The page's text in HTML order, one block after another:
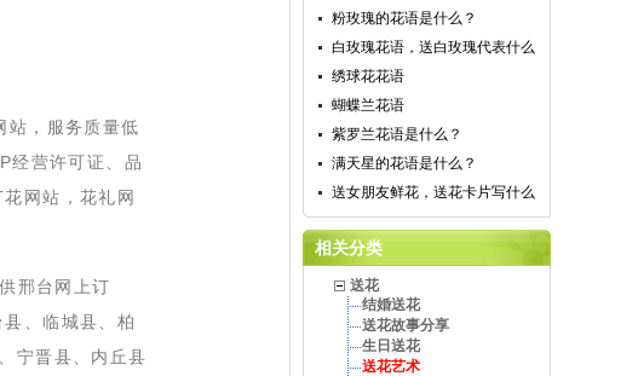
站，服务质量低
经营许可证、品
网站，花礼网
邢台网上订
、临城县、柏
宁晋县、内丘县
粉玫瑰的花语是什么？
白玫瑰花语，送白玫瑰代表什么
绣球花花语
蝴蝶兰花语
紫罗兰花语是什么？
满天星的花语是什么？
送女朋友鲜花，送花卡片写什么
相关分类
送花
结婚送花
送花故事分享
生日送花
送花艺术